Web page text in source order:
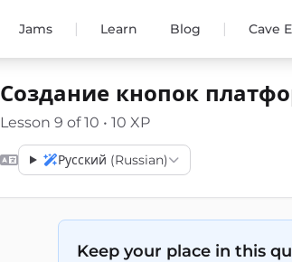
Jams | Learn Blog | Cave
Создание кнопок
Lesson 9 of 10 • 10 XP
Русский (Russian)
Keep your place in this